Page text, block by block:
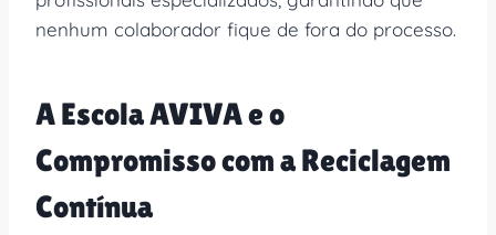
nenhum colaborador fique de fora do processo.
A Escola AVIVA e o
Compromisso com a Reciclagem
Contínua